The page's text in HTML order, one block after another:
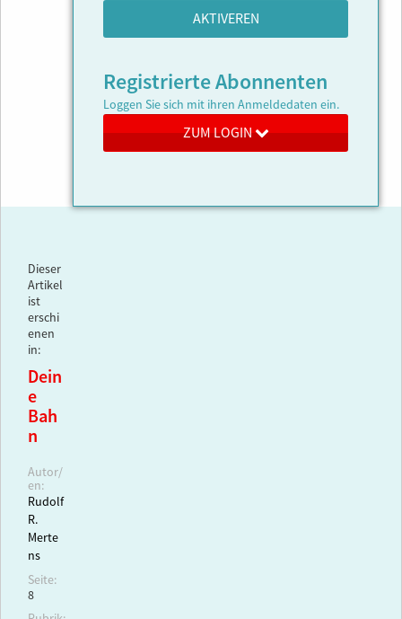
AKTIVEREN
Registrierte Abonnenten
Loggen Sie sich mit ihren Anmeldedaten ein.
ZUM LOGIN
Dieser
Artikel
ist
erschi
enen
in:
Dein
e
Bah
n
Autor/
en:
Rudolf
R.
Merte
ns
Seite:
8